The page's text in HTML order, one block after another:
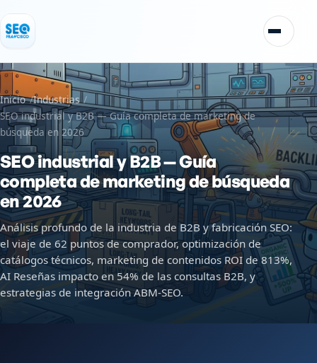
Saltar al contenido
Alternar
Inicio Industrias
SEO industrial y B2B — Guía completa de marketing de
búsqueda en 2026
SEO industrial y B2B — Guía
completa de marketing de búsqueda
en 2026
Análisis profundo de la industria de B2B y fabricación SEO:
el viaje de 62 puntos de comprador, optimización de
catálogos técnicos, marketing de contenidos ROI de 813%,
AI Reseñas impacto en 54% de las consultas B2B, y
estrategias de integración ABM-SEO.